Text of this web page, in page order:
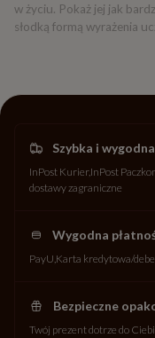
w życiu. Pokaż jej jak
słodką formą wyrażenia
Szybka i
InPost Kurier InPost
dostawy zagraniczne
Wygodna
PayU Karta kredytowa/
Bezpieczne
Twój prezent dotrze do